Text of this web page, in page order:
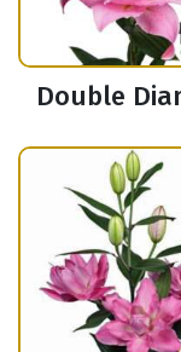
Double